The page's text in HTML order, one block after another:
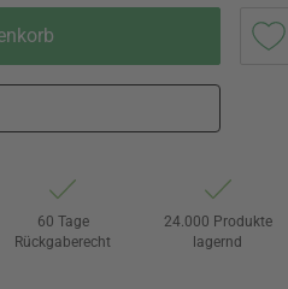
60 Tage
Rückgaberecht
24.000 Produkte
lagernd